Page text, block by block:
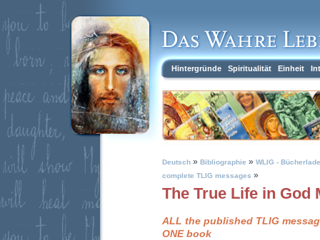
Hintergründe Spiritualität Einheit
Deutsch » Bibliographie » WLIG -
complete TLIG messages »
The True Life in God
ALL the published TLIG
ONE book